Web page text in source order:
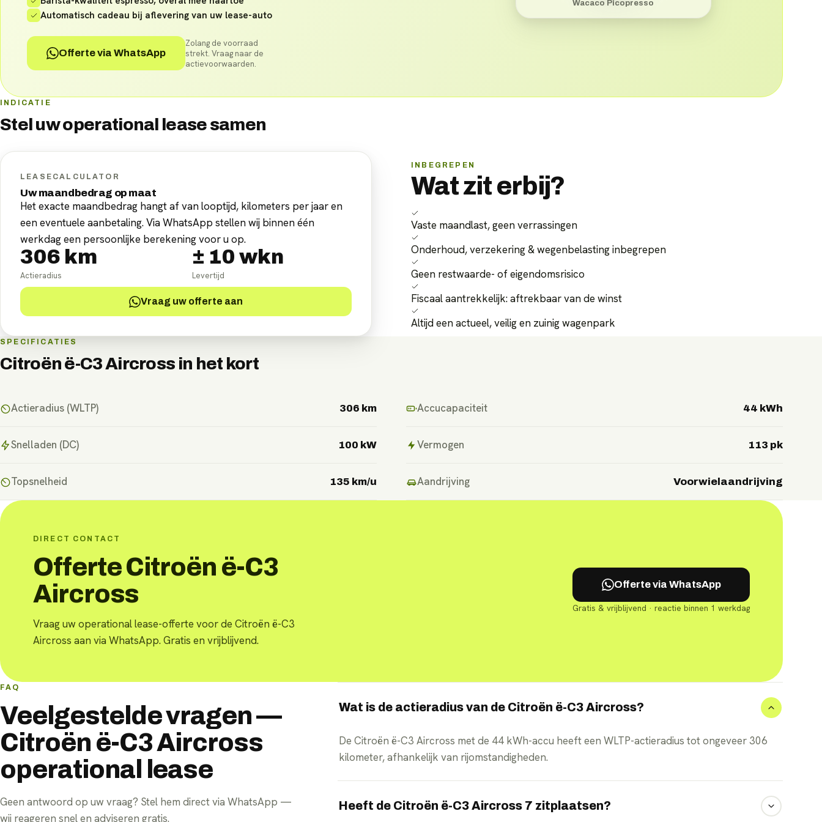
Automatisch cadeau bij aflevering van uw lease-auto
Offerte via WhatsApp
Zolang de voorraad
strekt. Vraag naar de
actievoorwaarden.
Wacaco Picopresso
INDICATIE
Stel uwoperational leasesamen
LEASECALCULATOR
Uw maandbedrag op maat
Het exacte maandbedrag hangt af van looptijd, kilometers per jaar en
een eventuele aanbetaling. Via WhatsApp stellen wij binnen één
werkdag een persoonlijke berekening voor u op.
306 km
Actieradius
± 10 wkn
Levertijd
Vraag uw offerte aan
INBEGREPEN
Wat zit erbij?
Vaste maandlast, geen verrassingen
Onderhoud, verzekering & wegenbelasting inbegrepen
Geen restwaarde- of eigendomsrisico
Fiscaal aantrekkelijk: aftrekbaar van de winst
Altijd een actueel, veilig en zuinig wagenpark
SPECIFICATIES
Citroën ë-C3 Aircross in het kort
Actieradius (WLTP) 306 km Accucapaciteit 44 kWh
Snelladen (DC) 100 kW Vermogen 113 pk
Topsnelheid 135 km/u Aandrijving Voorwielaandrijving
DIRECT CONTACT
Offerte Citroën ë-C3
Aircross
Vraag uw operational lease-offerte voor de Citroën ë-C3
Aircross aan via WhatsApp. Gratis en vrijblijvend.
Offerte via WhatsApp
Gratis & vrijblijvend · reactie binnen 1 werkdag
FAQ
Veelgestelde vragen —
Citroën ë-C3 Aircross
operational lease
Geen antwoord op uw vraag? Stel hem direct via WhatsApp —
wij reageren snel en adviseren gratis.
Wat is de actieradius van de Citroën ë-C3 Aircross?
De Citroën ë-C3 Aircross met de 44 kWh-accu heeft een WLTP-actieradius tot ongeveer 306
kilometer, afhankelijk van rijomstandigheden.
Heeft de Citroën ë-C3 Aircross 7 zitplaatsen?